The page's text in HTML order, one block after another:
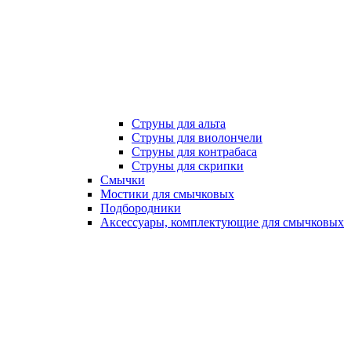
Струны для альта
Струны для виолончели
Струны для контрабаса
Струны для скрипки
Смычки
Мостики для смычковых
Подбородники
Аксеcсуары, комплектующие для смычковых